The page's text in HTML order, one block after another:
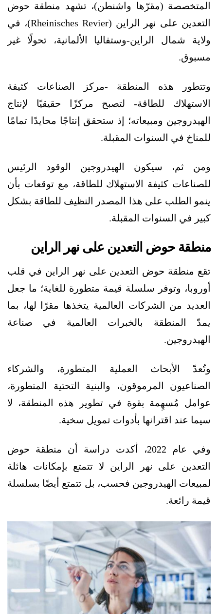
المتخصصة (مقرّها واشنطن)، تشهد منطقة حوض
التعدين على نهر الراين (Rheinisches Revier)، في
ولاية شمال الراين-وستفاليا الألمانية، تحولًا غير
مسبوق.
وتتطور هذه المنطقة -مركز الصناعات كثيفة
الاستهلاك للطاقة- لتصبح مركزًا حقيقيًا لإنتاج
الهيدروجين ومبيعاته؛ إذ ستحقق إنتاجًا محايدًا تمامًا
للمناخ في السنوات المقبلة.
ومن ثم، سيكون الهيدروجين الوقود الرئيس
للصناعات كثيفة الاستهلاك للطاقة، مع توقعات بأن
ينمو الطلب على هذا المصدر النظيف للطاقة بشكل
كبير في السنوات المقبلة.
منطقة حوض التعدين على نهر الراين
تقع منطقة حوض التعدين على نهر الراين في قلب
أوروبا، وتوفر سلسلة قيمة متطورة للغاية؛ ما جعل
العديد من الشركات العالمية يتخذها مقرًا لها، بما
يمدّ المنطقة بالخبرات العالمية في صناعة
الهيدروجين.
وتُعدّ الأبحاث العملية المتطورة، والشركاء
الصناعيون المرموقون، والبنية التحتية المتطورة،
عوامل مُسهِمة بقوة في تطوير هذه المنطقة، لا
سيما عند اقترانها بأدوات تمويل سخية.
وفي عام 2022، أكدت دراسة أن منطقة حوض
التعدين على نهر الراين لا تتمتع بإمكانات هائلة
لمبيعات الهيدروجين فحسب، بل تتمتع أيضًا بسلسلة
قيمة رائعة.